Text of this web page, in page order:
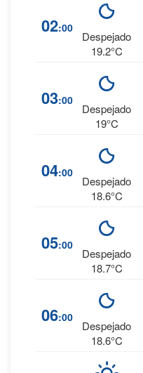
02:00
Despejado
19.2°C
03:00
Despejado
19°C
04:00
Despejado
18.6°C
05:00
Despejado
18.7°C
06:00
Despejado
18.6°C